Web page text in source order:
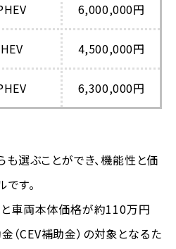
6,000,000円
HEV 4,500,000円
6,300,000円
も選ぶことができ、機能性と価
す。
と車両本体価格が約110万円
（CEV補助金）の対象となるた